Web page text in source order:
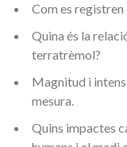
Com es registren
Quina és la
terratrèmol?
Magnitud i
mesura.
Quins impactes